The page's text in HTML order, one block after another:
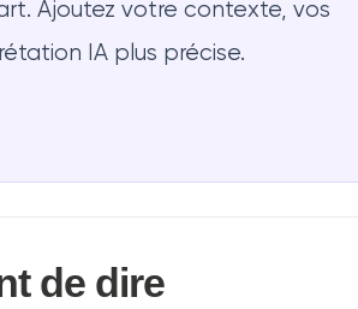
Ajoutez votre contexte, vos
IA plus précise.
de dire